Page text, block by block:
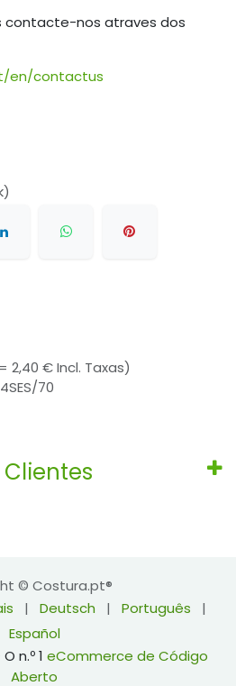
contacte-nos atraves dos
en/contactus
2,40 € Incl. Taxas)
70
© Costura.pt®
| Deutsch | Português
|
Español
n.º 1 eCommerce de Código
Aberto